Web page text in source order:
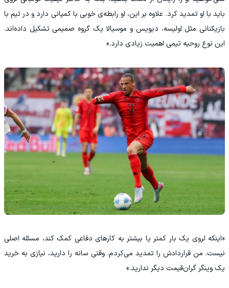
باید با او تمدید کرد. علاوه بر این، او رابطه‌ی خوبی با کمپانی دارد و در تیم با
بازیکنانی مثل اولیسه، دیویس و موسیالا یک گروه صمیمی تشکیل داده‌اند.
این نوع روحیه تیمی اهمیت زیادی دارد.»
«اینکه لروی یک‌ بار کمتر یا بیشتر به کارهای دفاعی کمک کند، مسئله‌ اصلی
نیست. من قراردادش را تمدید می‌کردم. وقتی سانه را دارید، نیازی به خرید
یک وینگر گران‌قیمت دیگر ندارید.»